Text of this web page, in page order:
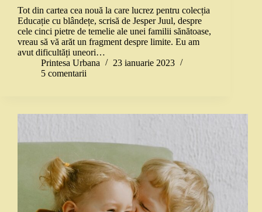
Tot din cartea cea nouă la care lucrez pentru colecția
Educație cu blândețe, scrisă de Jesper Juul, despre
cele cinci pietre de temelie ale unei familii sănătoase,
vreau să vă arăt un fragment despre limite. Eu am
avut dificultăți uneori…
Printesa Urbana
23 ianuarie 2023
5 comentarii